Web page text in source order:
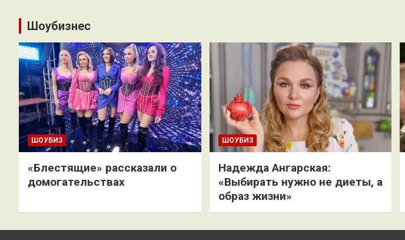
Шоубизнес
ШОУБИЗ
«Блестящие» рассказали о
домогательствах
ШОУБИЗ
Надежда Ангарская:
«Выбирать нужно не диеты, а
образ жизни»